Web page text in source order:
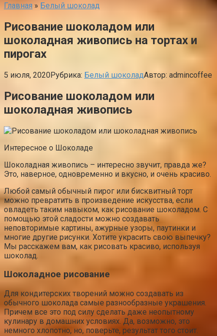
Главная » Белый шоколад
Рисование шоколадом или
шоколадная живопись на тортах и
пирогах
5 июля, 2020Рубрика: Белый шоколадАвтор: admincoffee
Рисование шоколадом или
шоколадная живопись
Интересное о Шоколаде
Шоколадная живопись – интересно звучит, правда же?
Это, наверное, одновременно и вкусно, и очень красиво.
Любой самый обычный пирог или бисквитный торт
можно превратить в произведение искусства, если
овладеть таким навыком, как рисование шоколадом. С
помощью этой сладости можно создавать
неповторимые картины, ажурные узоры, паутинки и
многие другие рисунки. Хотите украсить свою выпечку?
Мы расскажем вам, как рисовать красиво, используя
шоколад.
Шоколадное рисование
Для кондитерских творений можно создавать из
обычного шоколада самые разнообразные украшения.
Причем все это под силу сделать даже неопытному
кулинару в домашних условиях. Да, возможно, это
немного хлопотно, но, поверьте, результат того стоит.